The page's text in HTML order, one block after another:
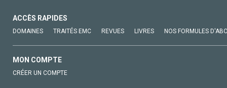
ACCÈS RAPIDES
DOMAINES TRAITÉS EMC REVUES LIVRES NOS FORMULES
MON COMPTE
CRÉER UN COMPTE